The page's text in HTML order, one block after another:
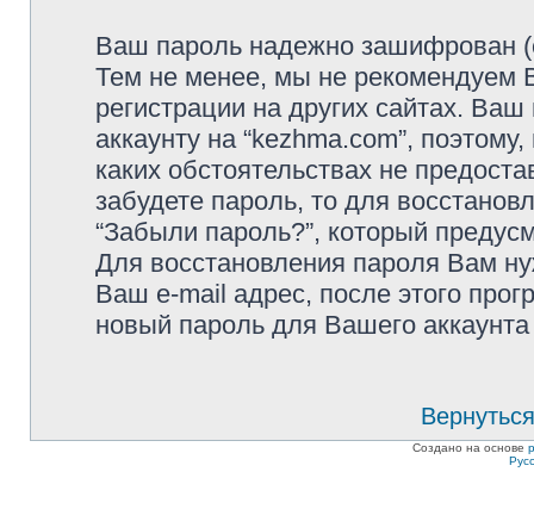
Ваш пароль надежно зашифрован
Тем не менее, мы не рекомендуем
регистрации на других сайтах.
аккаунту на “kezhma.com”,
каких обстоятельствах не
забудете пароль, то для
“Забыли пароль?”, который
Для восстановления пароля Вам
Ваш e-mail адрес, после этого
новый пароль для Вашего
Создано на основе